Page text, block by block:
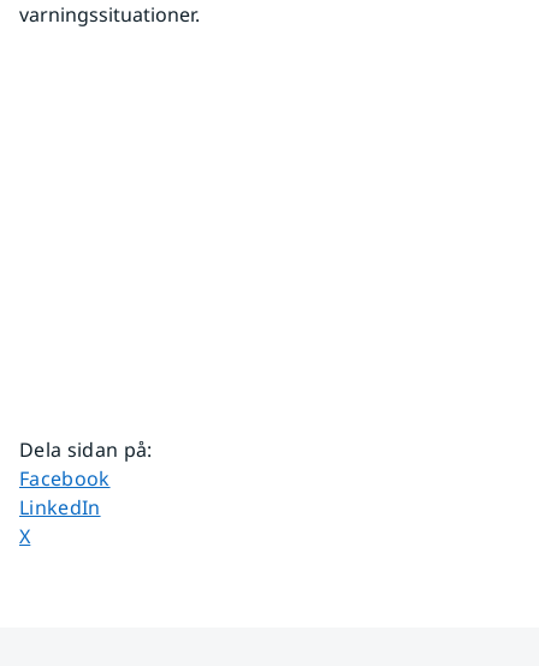
varningssituationer.
Dela sidan på:
Dela sidan på
Facebook
Dela sidan på
LinkedIn
Dela sidan på
X